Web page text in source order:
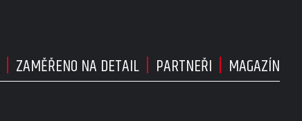
ZAMĚŘENO NA DETAIL PARTNEŘI MAGAZÍN